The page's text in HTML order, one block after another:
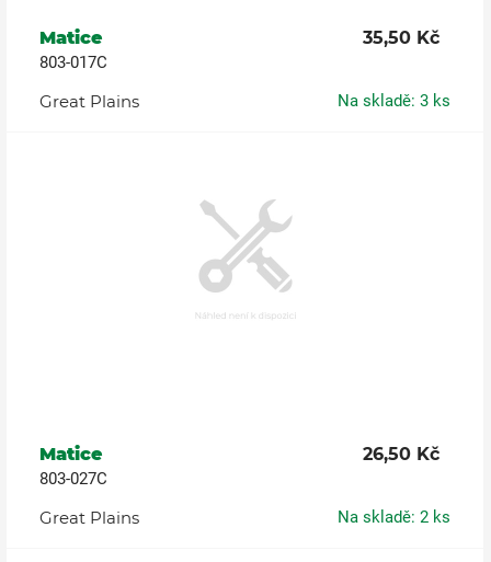
Matice 35,50 Kč
803-017C
Great Plains Na skladě: 3 ks
Matice 26,50 Kč
803-027C
Great Plains Na skladě: 2 ks